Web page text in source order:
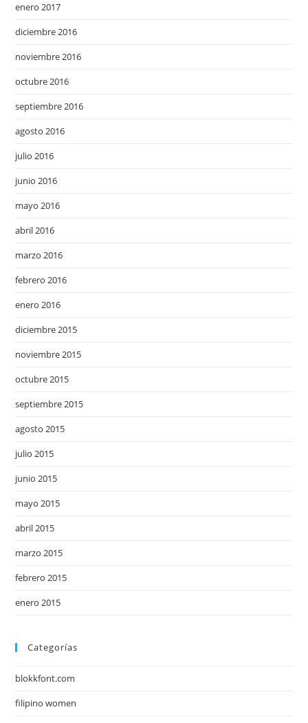
enero 2017
diciembre 2016
noviembre 2016
octubre 2016
septiembre 2016
agosto 2016
julio 2016
junio 2016
mayo 2016
abril 2016
marzo 2016
febrero 2016
enero 2016
diciembre 2015
noviembre 2015
octubre 2015
septiembre 2015
agosto 2015
julio 2015
junio 2015
mayo 2015
abril 2015
marzo 2015
febrero 2015
enero 2015
Categorías
blokkfont.com
filipino women